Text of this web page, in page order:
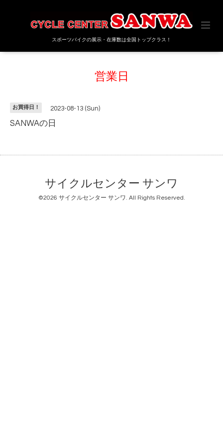
スポーツバイクの展示・在庫数は全国トップクラス！
営業日
お買得日！ 2023-08-13 (Sun)
SANWAの日
サイクルセンター サンワ
©2026 サイクルセンター サンワ. All Rights Reserved.